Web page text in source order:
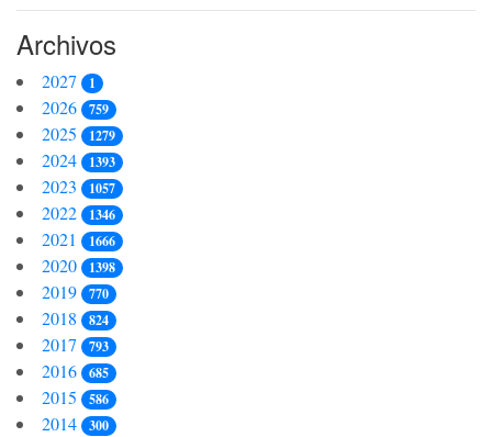
Archivos
2027 1
2026 759
2025 1279
2024 1393
2023 1057
2022 1346
2021 1666
2020 1398
2019 770
2018 824
2017 793
2016 685
2015 586
2014 300